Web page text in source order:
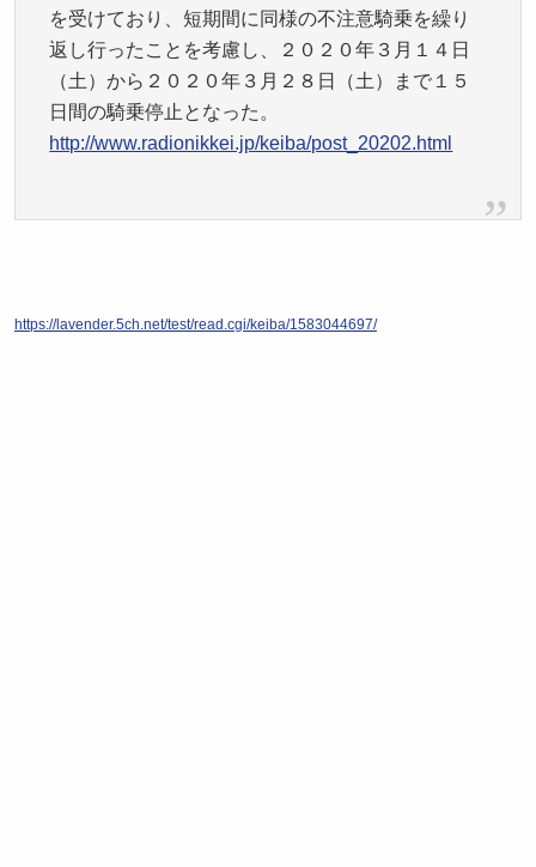
を受けており、短期間に同様の不注意騎乗を繰り
返し行ったことを考慮し、２０２０年３月１４日
（土）から２０２０年３月２８日（土）まで１５
日間の騎乗停止となった。
http://www.radionikkei.jp/keiba/post_20202.html
https://lavender.5ch.net/test/read.cgi/keiba/1583044697/